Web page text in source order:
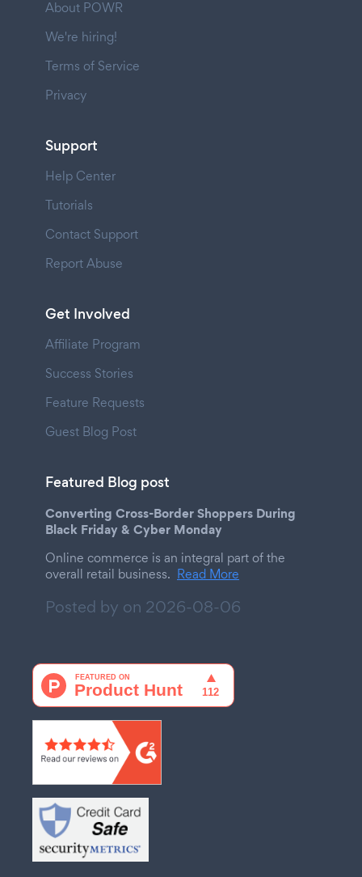
About POWR
We're hiring!
Terms of Service
Privacy
Support
Help Center
Tutorials
Contact Support
Report Abuse
Get Involved
Affiliate Program
Success Stories
Feature Requests
Guest Blog Post
Featured Blog post
Converting Cross-Border Shoppers During
Black Friday & Cyber Monday
Online commerce is an integral part of the
overall retail business. Read More
Posted by on 2026-08-06